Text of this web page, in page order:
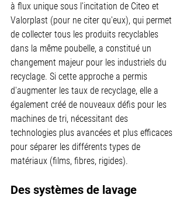
à flux unique sous l'incitation de Citeo et
Valorplast (pour ne citer qu'eux), qui permet
de collecter tous les produits recyclables
dans la même poubelle, a constitué un
changement majeur pour les industriels du
recyclage. Si cette approche a permis
d'augmenter les taux de recyclage, elle a
également créé de nouveaux défis pour les
machines de tri, nécessitant des
technologies plus avancées et plus efficaces
pour séparer les différents types de
matériaux (films, fibres, rigides).
Des systèmes de lavage